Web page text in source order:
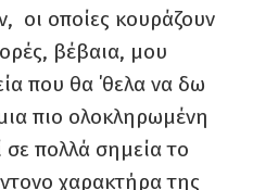
οι οποίες κουράζουν
βέβαια, μου
που θα ΄θελα να δω
πιο ολοκληρωμένη
σε πολλά σημεία το
χαρακτήρα της